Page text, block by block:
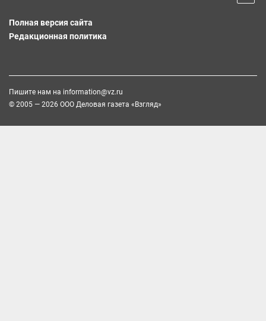
Полная версия сайта
Редакционная политика
Пишите нам на information@vz.ru
© 2005 — 2026 ООО Деловая газета «Взгляд»